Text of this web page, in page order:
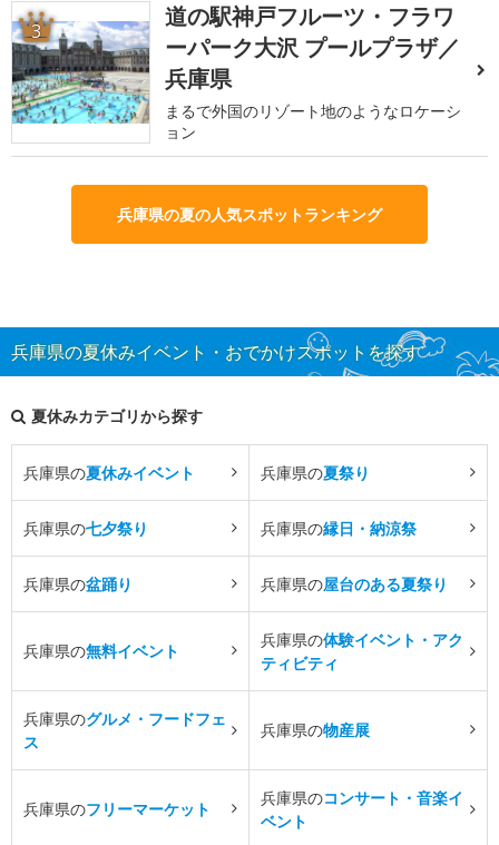
3
道の駅神戸フルーツ・フラワ
ーパーク大沢 プールプラザ／
兵庫県
まるで外国のリゾート地のようなロケーシ
ョン
兵庫県の夏の人気スポットランキング
兵庫県の夏休みイベント・おでかけスポットを探す
夏休みカテゴリから探す
兵庫県の夏休みイベント 兵庫県の夏祭り
兵庫県の七夕祭り 兵庫県の縁日・納涼祭
兵庫県の盆踊り 兵庫県の屋台のある夏祭り
兵庫県の無料イベント
兵庫県の体験イベント・アク
ティビティ
兵庫県のグルメ・フードフェ
ス
兵庫県の物産展
兵庫県のフリーマーケット
兵庫県のコンサート・音楽イ
ベント